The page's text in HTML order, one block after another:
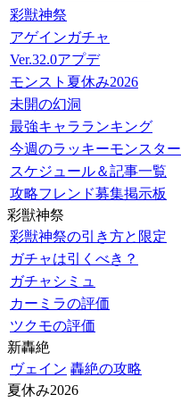
彩獣神祭
アゲインガチャ
Ver.32.0アプデ
モンスト夏休み2026
未開の幻洞
最強キャラランキング
今週のラッキーモンスター
スケジュール＆記事一覧
攻略フレンド募集掲示板
彩獣神祭
彩獣神祭の引き方と限定
ガチャは引くべき？
ガチャシミュ
カーミラの評価
ツクモの評価
新轟絶
ヴェイン 轟絶の攻略
夏休み2026